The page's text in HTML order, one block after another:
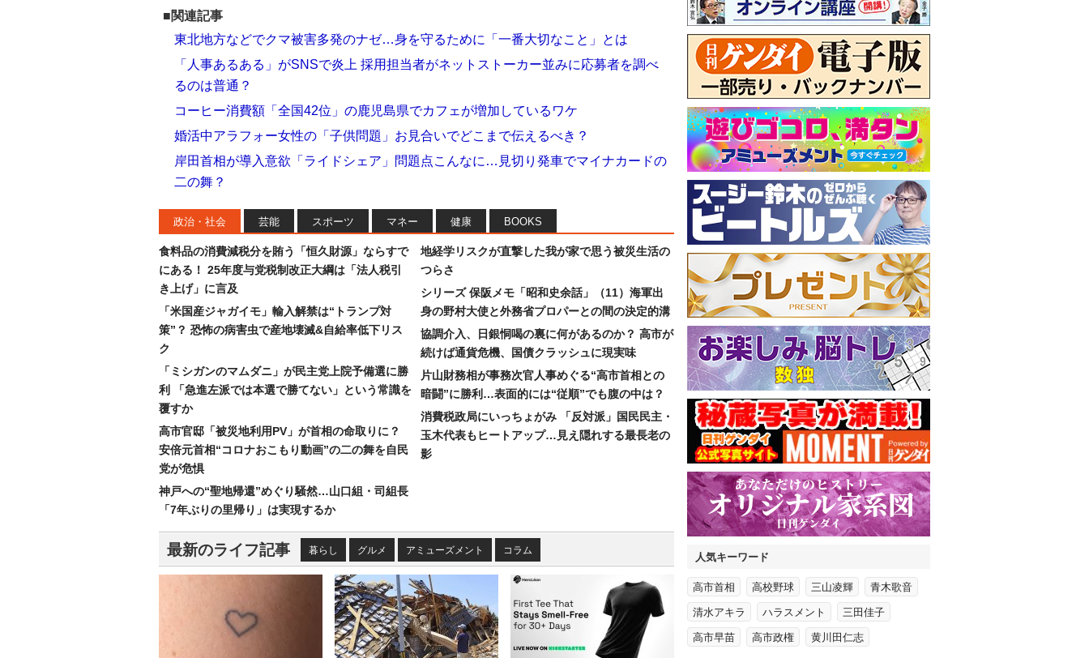
■関連記事
東北地方などでクマ被害多発のナゼ…身を守るために「一番大切なこと」とは
「人事あるある」がSNSで炎上 採用担当者がネットストーカー並みに応募者を調べ
るのは普通？
コーヒー消費額「全国42位」の鹿児島県でカフェが増加しているワケ
婚活中アラフォー女性の「子供問題」お見合いでどこまで伝えるべき？
岸田首相が導入意欲「ライドシェア」問題点こんなに…見切り発車でマイナカードの
二の舞？
政治・社会 芸能 スポーツ マネー 健康 BOOKS
食料品の消費減税分を賄う「恒久財源」ならすで
にある！ 25年度与党税制改正大綱は「法人税引
き上げ」に言及
「米国産ジャガイモ」輸入解禁は“トランプ対
策”？ 恐怖の病害虫で産地壊滅&自給率低下リス
ク
「ミシガンのマムダニ」が民主党上院予備選に勝
利 「急進左派では本選で勝てない」という常識を
覆すか
高市官邸「被災地利用PV」が首相の命取りに？
安倍元首相“コロナおこもり動画”の二の舞を自民
党が危惧
神戸への“聖地帰還”めぐり騒然…山口組・司組長
「7年ぶりの里帰り」は実現するか
地経学リスクが直撃した我が家で思う被災生活の
つらさ
シリーズ 保阪メモ「昭和史余話」（11）海軍出
身の野村大使と外務省プロパーとの間の決定的溝
協調介入、日銀恫喝の裏に何があるのか？ 高市が
続けば通貨危機、国債クラッシュに現実味
片山財務相が事務次官人事めぐる“高市首相との
暗闘”に勝利…表面的には“従順”でも腹の中は？
消費税政局にいっちょがみ 「反対派」国民民主・
玉木代表もヒートアップ…見え隠れする最長老の
影
最新のライフ記事 暮らし グルメ アミューズメント コラム
人気キーワード
高市首相 高校野球 三山凌輝 青木歌音
清水アキラ ハラスメント 三田佳子
高市早苗 高市政権 黄川田仁志